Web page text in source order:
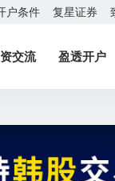
户条件 复星证券
交流 盈透开户